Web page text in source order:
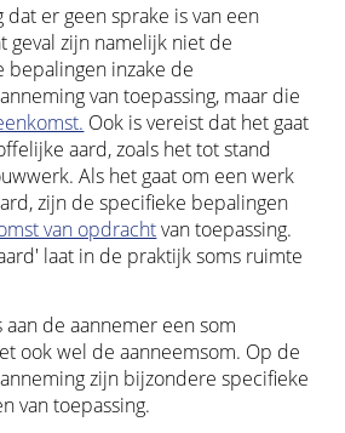
er geen sprake is van een
geval zijn namelijk niet de
inzake de
van toepassing, maar die
Ook is vereist dat het gaat
aard, zoals het tot stand
Als het gaat om een werk
zijn de specifieke bepalingen
van opdrachtvan toepassing.
laat in de praktijk soms ruimte
de aannemer een som
ook wel de aanneemsom. Op de
zijn bijzondere specifieke
van toepassing.